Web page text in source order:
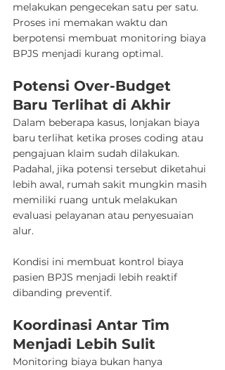
melakukan pengecekan satu per satu.
Proses ini memakan waktu dan
berpotensi membuat monitoring biaya
BPJS menjadi kurang optimal.
Potensi Over-Budget
Baru Terlihat di Akhir
Dalam beberapa kasus, lonjakan biaya
baru terlihat ketika proses coding atau
pengajuan klaim sudah dilakukan.
Padahal, jika potensi tersebut diketahui
lebih awal, rumah sakit mungkin masih
memiliki ruang untuk melakukan
evaluasi pelayanan atau penyesuaian
alur.
Kondisi ini membuat kontrol biaya
pasien BPJS menjadi lebih reaktif
dibanding preventif.
Koordinasi Antar Tim
Menjadi Lebih Sulit
Monitoring biaya bukan hanya